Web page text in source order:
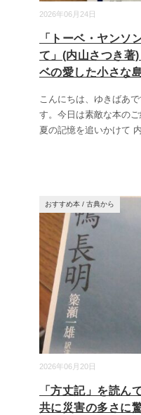
2026年06月24日
「トーベ・ヤンソ
て」(内山さつき著
ベの愛した小さな
こんにちは、ゆきばあ
す。今日は素敵な本の
夏の記憶を追いかけて
2026年06月20日
おすすめ本 / 古典から
「方丈記」を読ん
共に災害の多さに